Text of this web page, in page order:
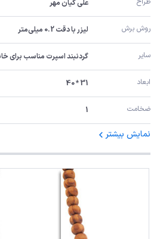
علی کیان مهر
روش برش لیزر با دقت 0.2 میلی‌متر
سایر گردنبند اسپرت مناسب برای خانم‌ها و
ابعاد 31 * 40
ضخامت 1
نمایش بیشتر